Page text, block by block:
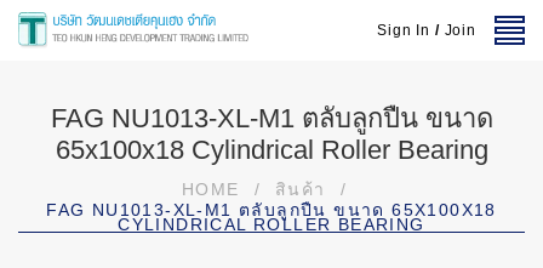
Sign In / Join
FAG NU1013-XL-M1 ตลับลูกปืน ขนาด
65x100x18 Cylindrical Roller Bearing
HOME / สินค้า
/
FAG NU1013-XL-M1 ตลับลูกปืน ขนาด 65X100X18
CYLINDRICAL ROLLER BEARING